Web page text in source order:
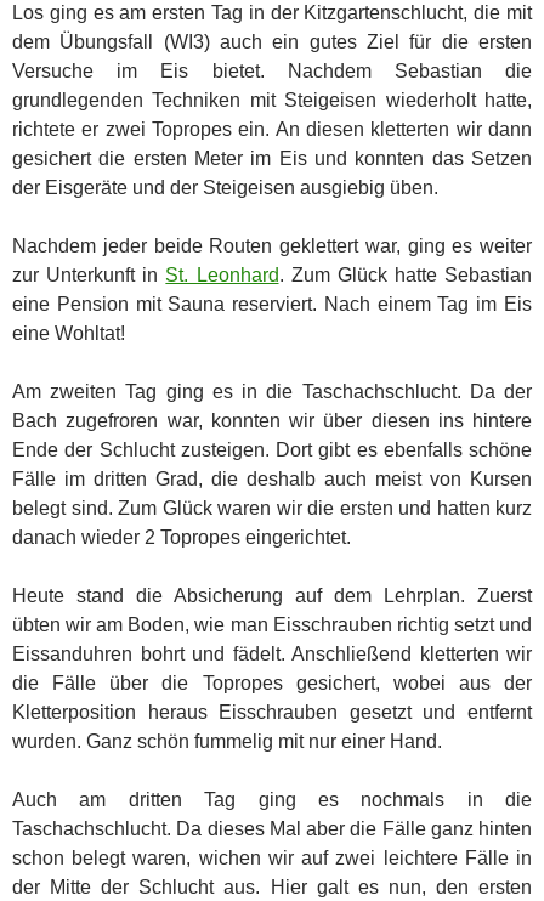
Los ging es am ersten Tag in der Kitzgartenschlucht, die mit
dem Übungsfall (WI3) auch ein gutes Ziel für die ersten
Versuche im Eis bietet. Nachdem Sebastian die
grundlegenden Techniken mit Steigeisen wiederholt hatte,
richtete er zwei Topropes ein. An diesen kletterten wir dann
gesichert die ersten Meter im Eis und konnten das Setzen
der Eisgeräte und der Steigeisen ausgiebig üben.
Nachdem jeder beide Routen geklettert war, ging es weiter
zur Unterkunft in St. Leonhard. Zum Glück hatte Sebastian
eine Pension mit Sauna reserviert. Nach einem Tag im Eis
eine Wohltat!
Am zweiten Tag ging es in die Taschachschlucht. Da der
Bach zugefroren war, konnten wir über diesen ins hintere
Ende der Schlucht zusteigen. Dort gibt es ebenfalls schöne
Fälle im dritten Grad, die deshalb auch meist von Kursen
belegt sind. Zum Glück waren wir die ersten und hatten kurz
danach wieder 2 Topropes eingerichtet.
Heute stand die Absicherung auf dem Lehrplan. Zuerst
übten wir am Boden, wie man Eisschrauben richtig setzt und
Eissanduhren bohrt und fädelt. Anschließend kletterten wir
die Fälle über die Topropes gesichert, wobei aus der
Kletterposition heraus Eisschrauben gesetzt und entfernt
wurden. Ganz schön fummelig mit nur einer Hand.
Auch am dritten Tag ging es nochmals in die
Taschachschlucht. Da dieses Mal aber die Fälle ganz hinten
schon belegt waren, wichen wir auf zwei leichtere Fälle in
der Mitte der Schlucht aus. Hier galt es nun, den ersten